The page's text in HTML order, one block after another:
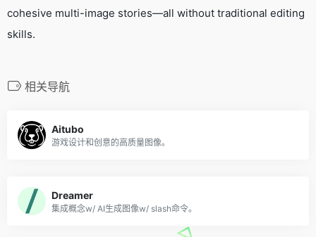
cohesive multi-image stories—all without traditional editing
skills.
相关导航
Aitubo
游戏设计和创意的高质量图像。
Dreamer
集成概念w/ AI生成图像w/ slash命令。